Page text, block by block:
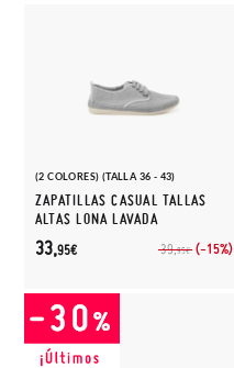
(2 COLORES) (TALLA 36 - 43)
ZAPATILLAS CASUAL TALLAS
ALTAS LONA LAVADA
39,95€ (-15%)
33,95€